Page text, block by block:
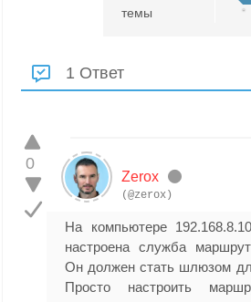
темы
1 Ответ
0
Zerox
(@zerox)
На компьютере
настроена служба
Он должен стать шлюзом
Просто настроить